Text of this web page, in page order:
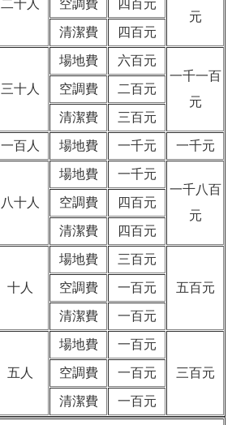
二十人
元
空調費 四百元
清潔費 四百元
三十人
場地費
六百元
一千一百
元
空調費 二百元
清潔費 三百元
一百人 場地費 一千元 一千元
八十人
場地費
一千元
一千八百
元
空調費 四百元
清潔費 四百元
十人
場地費 三百元
五百元
空調費 一百元
清潔費 一百元
五人
場地費 一百元
三百元
空調費 一百元
清潔費 一百元